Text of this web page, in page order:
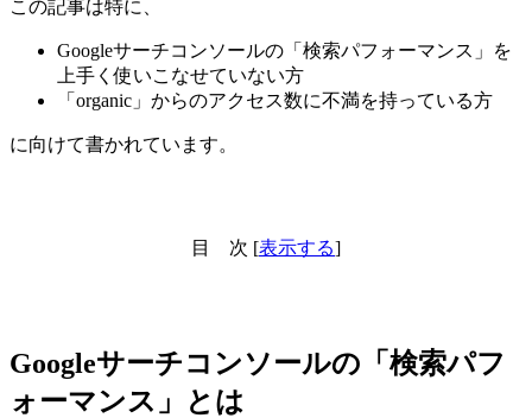
この記事は特に、
Googleサーチコンソールの「検索パフォーマンス」を
上手く使いこなせていない方
「organic」からのアクセス数に不満を持っている方
に向けて書かれています。
目 次 [表示する]
Googleサーチコンソールの「検索パフ
ォーマンス」とは